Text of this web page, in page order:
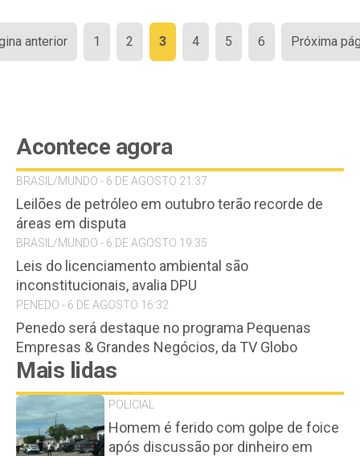
Paginação
de
anterior 1 2 3 4 5 6 Próxima
Acontece agora
BRASIL/MUNDO - 6 DE AGOSTO 21:37
Leilões de petróleo em outubro terão recorde de
áreas em disputa
BRASIL/MUNDO - 6 DE AGOSTO 19:35
Leis do licenciamento ambiental são
inconstitucionais, avalia DPU
PENEDO - 6 DE AGOSTO 16:32
Penedo será destaque no programa Pequenas
Empresas & Grandes Negócios, da TV Globo
Mais lidas
POLICIAL
Homem é ferido com golpe de foice
após discussão por dinheiro em